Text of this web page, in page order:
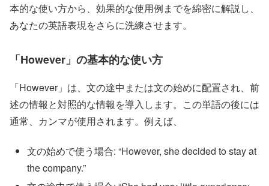
本的な使い方から、効果的な使用例までを綿密に解説し、
あなたの英語表現をさらに洗練させます。
「However」の基本的な使い方
「However」は、文の途中または文の始めに配置され、前
述の情報と対照的な情報を導入します。この単語の後には
通常、カンマが使用されます。例えば、
文の始めで使う場合: “However, she decided to stay at
the company.”